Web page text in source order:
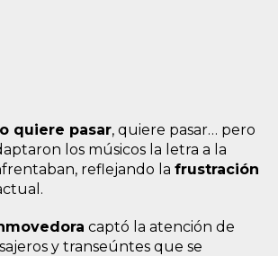
quiere pasar, quiere pasar… pero
los músicos la letra a la
reflejando la frustración
captó la atención de
y transeúntes que se